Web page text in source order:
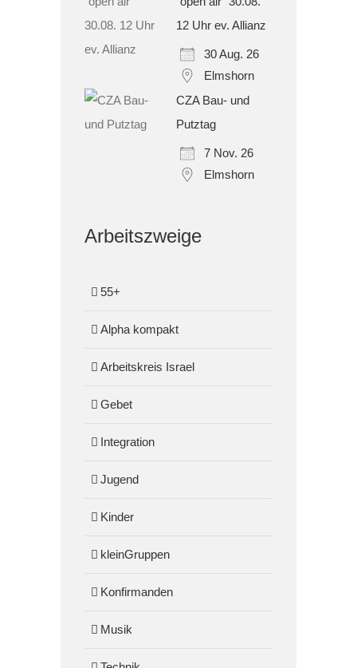
12 Uhr ev. Allianz
30 Aug. 26
Elmshorn
CZA Bau- und
Putztag
7 Nov. 26
Elmshorn
Arbeitszweige
55+
Alpha kompakt
Arbeitskreis Israel
Gebet
Integration
Jugend
Kinder
kleinGruppen
Konfirmanden
Musik